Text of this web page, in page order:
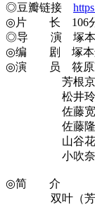
◎豆瓣链接
◎片 长 106
◎导 演 塚本连
◎编 剧 塚本连
◎演 员 筱原凉
芳根京子
松井玲奈
佐藤宽太
佐藤隆太
山谷花纯
小吹奈合绪
◎简 介
双叶（芳根京